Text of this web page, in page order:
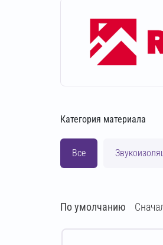
Категория материала
Все
По умолчанию